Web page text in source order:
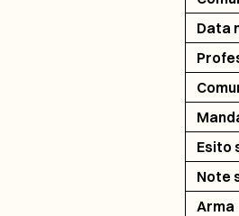
Data
Esito
Note
Arma